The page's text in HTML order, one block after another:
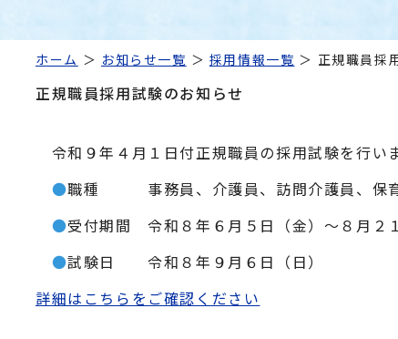
ホーム お知らせ一覧 採用情報一覧 正規職員採
正規職員採用試験のお知らせ
令和９年４月１日付正規職員の採用試験を行い
●職種 事務員、介護員、訪問介護員、保
●受付期間 令和８年６月５日（金）～８月２
●試験日 令和８年９月６日（日）
詳細はこちらをご確認ください